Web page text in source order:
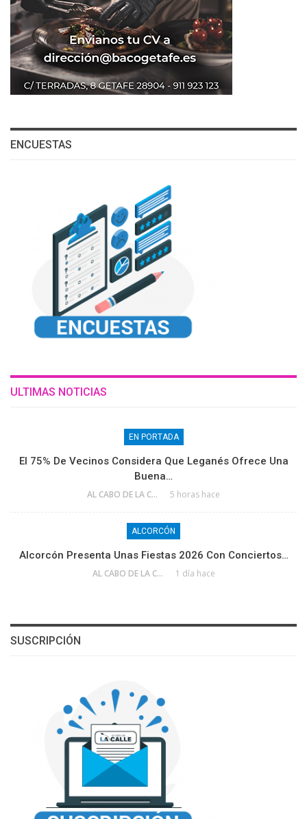
ENCUESTAS
ULTIMAS NOTICIAS
EN PORTADA
El 75% De Vecinos Considera Que Leganés Ofrece Una
Buena…
AL CABO DE LA CALLE 5 horas hace
ALCORCÓN
Alcorcón Presenta Unas Fiestas 2026 Con Conciertos…
AL CABO DE LA CALLE 1 día hace
SUSCRIPCIÓN